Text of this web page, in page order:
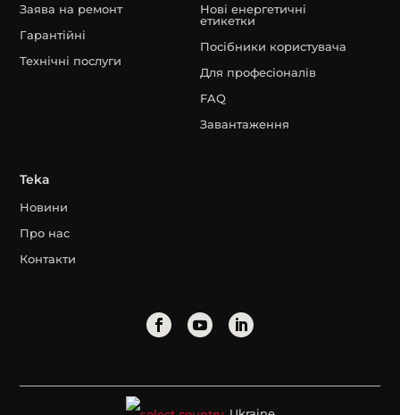
Заява на ремонт
Гарантійні
Технічні послуги
Нові енергетичні
етикетки
Посібники користувача
Для професіоналів
FAQ
Завантаження
Teka
Новини
Про нас
Контакти